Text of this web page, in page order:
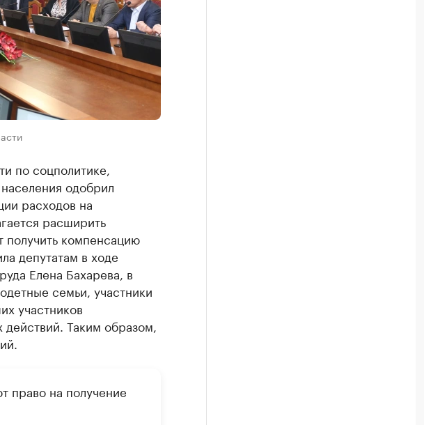
по соцполитике,
одобрил
расходов на
расширить
получить компенсацию
депутатам в ходе
Елена Бахарева, в
семьи, участники
участников
Таким образом,
право на получение